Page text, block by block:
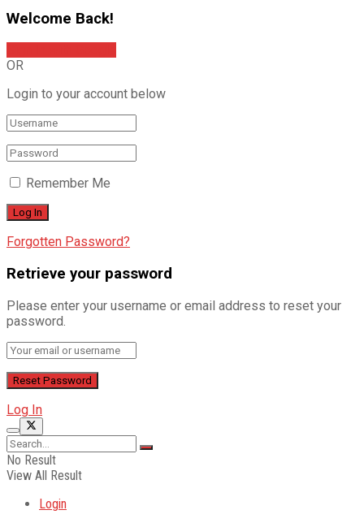
Welcome Back!
OR
Login to your account below
Remember Me
Forgotten Password?
Retrieve your password
Please enter your username or email address to reset your
password.
Log In
No Result
View All Result
Login